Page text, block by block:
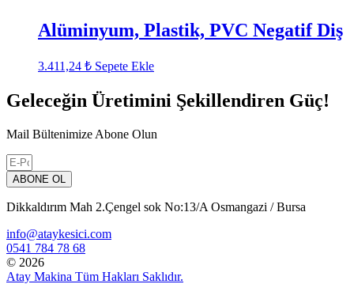
Alüminyum, Plastik, PVC Negatif Diş
3.411,24 ₺ Sepete Ekle
Geleceğin Üretimini Şekillendiren Güç!
Mail Bültenimize Abone Olun
ABONE OL
Dikkaldırım Mah 2.Çengel sok No:13/A Osmangazi / Bursa
info@ataykesici.com
0541 784 78 68
© 2026
Atay Makina Tüm Hakları Saklıdır.